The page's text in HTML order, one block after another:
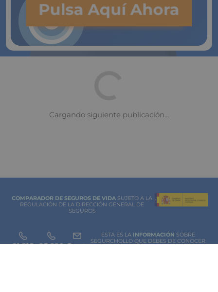
Pulsa Aquí Ahora
COMPARADOR DE SEGUROS DE VIDA SUJETO A LA
REGULACIÓN DE LA DIRECCIÓN GENERAL DE
SEGUROS
ESTA ES LA INFORMACIÓN SOBRE
SEGURCHOLLO QUE DEBES DE CONOCER:
91 218 93 299 Contacto